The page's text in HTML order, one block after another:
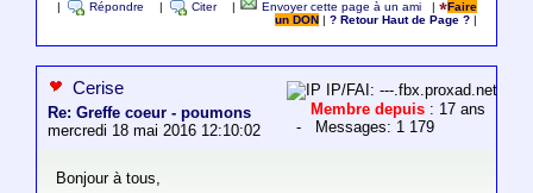
Répondre Citer Envoyer cette page à un ami |
Faire
un DON
|? Retour Haut de Page ?
Cerise
Re: Greffe coeur - poumons
mercredi 18 mai 2016 12:10:02
IP/FAI: ---.fbx.proxad.net
Membre depuis : 17 ans
- Messages: 1 179
Bonjour à tous,